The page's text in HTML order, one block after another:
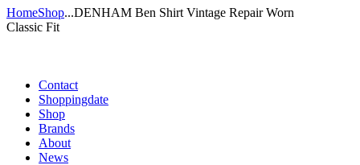
HomeShop...DENHAM Ben Shirt Vintage Repair Worn
Classic Fit
Contact
Shoppingdate
Shop
Brands
About
News